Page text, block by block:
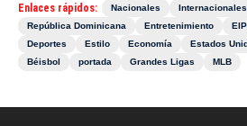
Enlaces rápidos: Nacionales Internacionales
República Dominicana
Entretenimiento
Deportes
Estilo Economía Estados
Béisbol
portada Grandes Ligas MLB